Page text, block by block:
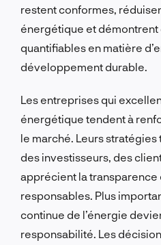
restent conformes,
énergétique et
quantifiables en matière
développement durable.
Les entreprises qui
énergétique tendent à
le marché. Leurs
des investisseurs, des
apprécient la transparence
responsables. Plus
continue de l’énergie
responsabilité. Les